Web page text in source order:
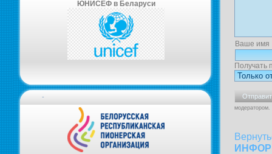
ЮНИСЕФ в Беларуси
-
Ваше имя
Получать
модератором.